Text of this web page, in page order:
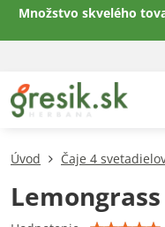
Množstvo skvelého
Úvod Čaje 4
Lemongrass